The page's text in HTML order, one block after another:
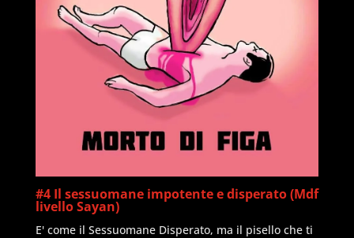
#4 Il sessuomane impotente e disperato (Mdf
livello Sayan)
E' come il Sessuomane Disperato, ma il pisello che ti